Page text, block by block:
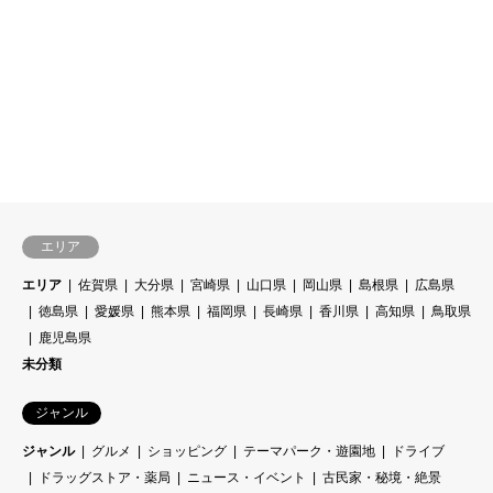
エリア
エリア 佐賀県 大分県 宮崎県 山口県 岡山県 島根県
広島県
徳島県
愛媛県 熊本県 福岡県 長崎県 香川県 高知県
鳥取県
鹿児島県
未分類
ジャンル
ジャンル グルメ ショッピング テーマパーク・遊園地
ドライブ
ドラッグストア・薬局
ニュース・イベント 古民家・秘境・絶景